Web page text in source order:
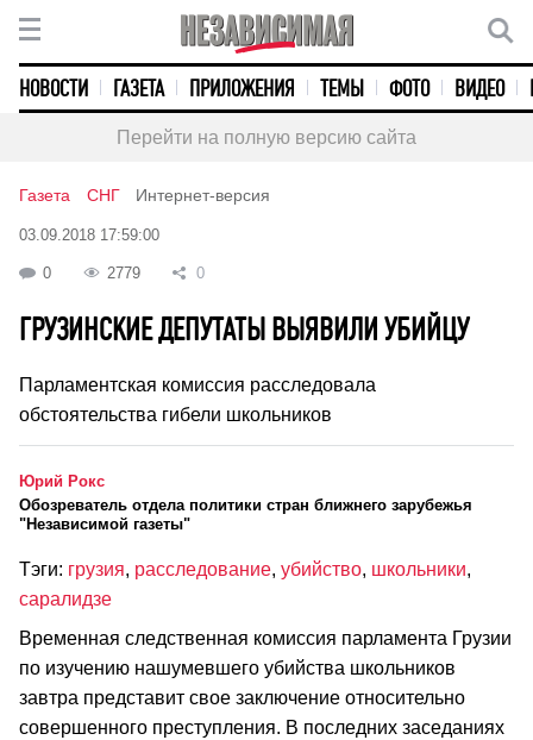
НОВОСТИ ГАЗЕТА ПРИЛОЖЕНИЯ ТЕМЫ ФОТО ВИДЕО
Перейти на полную версию сайта
Газета СНГ Интернет-версия
03.09.2018 17:59:00
0 2779 0
ГРУЗИНСКИЕ ДЕПУТАТЫ ВЫЯВИЛИ УБИЙЦУ
Парламентская комиссия расследовала
обстоятельства гибели школьников
Юрий Рокс
Обозреватель отдела политики стран ближнего зарубежья
"Независимой газеты"
Тэги: грузия, расследование, убийство, школьники,
саралидзе
Временная следственная комиссия парламента Грузии
по изучению нашумевшего убийства школьников
завтра представит свое заключение относительно
совершенного преступления. В последних заседаниях